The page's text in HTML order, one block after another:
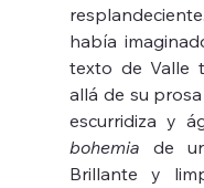
había
texto de Valle
allá de su
escurridiza y
bohemia de
Brillante y